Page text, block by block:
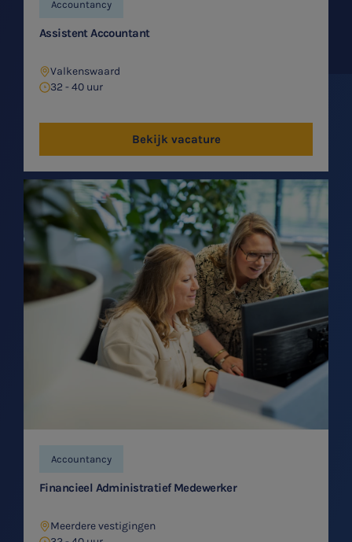
Accountancy
Assistent Accountant
Valkenswaard
32 - 40 uur
Bekijk vacature
Accountancy
Financieel Administratief Medewerker
Meerdere vestigingen